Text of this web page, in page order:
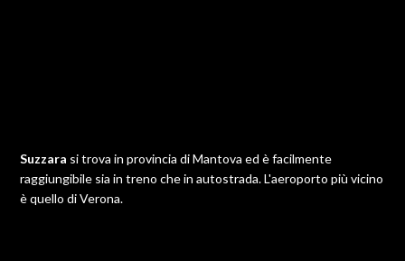
Suzzara si trova in provincia di Mantova ed è facilmente
raggiungibile sia in treno che in autostrada. L'aeroporto più vicino
è quello di Verona.